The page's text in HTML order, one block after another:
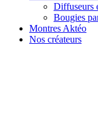
Diffuseurs
Bougies
Montres Aktéo
Nos créateurs